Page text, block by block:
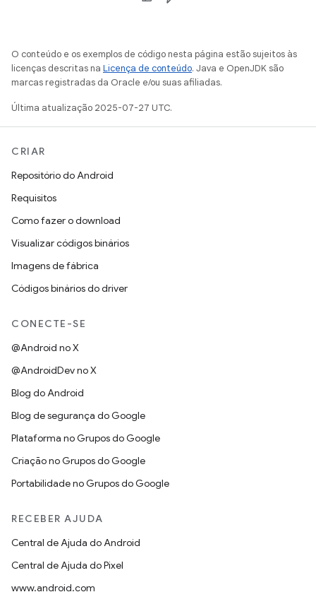
O conteúdo e os exemplos de código nesta página estão sujeitos às
licenças descritas na Licença de conteúdo. Java e OpenJDK são
marcas registradas da Oracle e/ou suas afiliadas.
Última atualização 2025-07-27 UTC.
CRIAR
Repositório do Android
Requisitos
Como fazer o download
Visualizar códigos binários
Imagens de fábrica
Códigos binários do driver
CONECTE-SE
@Android no X
@AndroidDev no X
Blog do Android
Blog de segurança do Google
Plataforma no Grupos do Google
Criação no Grupos do Google
Portabilidade no Grupos do Google
RECEBER AJUDA
Central de Ajuda do Android
Central de Ajuda do Pixel
www.android.com